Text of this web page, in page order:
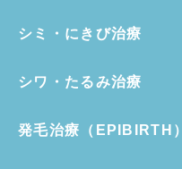
シミ・にきび治療
シワ・たるみ治療
発毛治療（EPIBIRTH）